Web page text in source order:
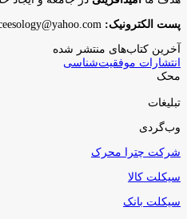
پست الکترونیک:
آخرین کتاب‌های منتشر شده
انتشارات موفقیت‌شناسی
محک
تبلیغات
وب‌گردی
شرکت چترا محرک
سیکلت کالا
سیکلت بانک